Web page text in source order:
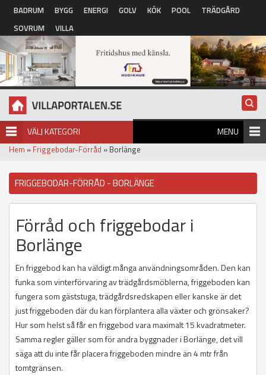
Hoppa till huvudinnehåll
BADRUM BYGG ENERGI GOLV KÖK POOL
TRÄDGÅRD
SOVRUM
VILLA
VÄLJ KATEGORI MENU
Hem » Friggebodar-Förråd » Borlänge
FRIGGEBODAR-FÖRRÅD - BORLÄNGE
Förråd och friggebodar i
Borlänge
En friggebod kan ha väldigt många användningsområden. Den kan
funka som vinterförvaring av trädgårdsmöblerna, friggeboden kan
fungera som gäststuga, trädgårdsredskapen eller kanske är det
just friggeboden där du kan förplantera alla växter och grönsaker?
Hur som helst så får en friggebod vara maximalt 15 kvadratmeter.
Samma regler gäller som för andra byggnader i Borlänge, det vill
säga att du inte får placera friggeboden mindre än 4 mtr från
tomtgränsen.